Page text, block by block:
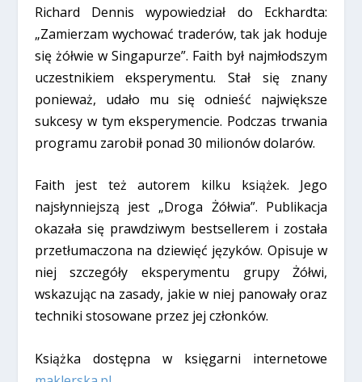
Richard Dennis wypowiedział do Eckhardta:
„Zamierzam wychować traderów, tak jak hoduje
się żółwie w Singapurze”. Faith był najmłodszym
uczestnikiem eksperymentu. Stał się znany
ponieważ, udało mu się odnieść największe
sukcesy w tym eksperymencie. Podczas trwania
programu zarobił ponad 30 milionów dolarów.
Faith jest też autorem kilku książek. Jego
najsłynniejszą jest „Droga Żółwia”. Publikacja
okazała się prawdziwym bestsellerem i została
przetłumaczona na dziewięć języków. Opisuje w
niej szczegóły eksperymentu grupy Żółwi,
wskazując na zasady, jakie w niej panowały oraz
techniki stosowane przez jej członków.
Książka dostępna w księgarni internetowe